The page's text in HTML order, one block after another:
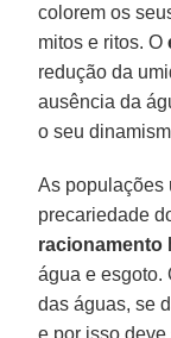
colorem os
mitos e ritos. O
redução da
ausência da
o seu
As populações
precariedade
racionamento
água e esgoto.
das águas, se
e por isso